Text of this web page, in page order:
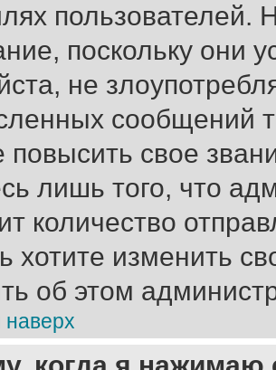
поскольку они
не
сообщений
повысить свое
лишь того, что
количество
хотите изменить
об этом
наверх